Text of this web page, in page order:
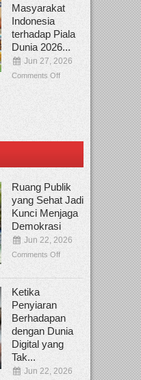
Masyarakat
Indonesia
terhadap Piala
Dunia 2026...
Jun 27, 2026
Comments Off
Ruang Publik
yang Sehat Jadi
Kunci Menjaga
Demokrasi
Jun 22, 2026
Comments Off
Ketika
Penyiaran
Berhadapan
dengan Dunia
Digital yang
Tak...
Jun 22, 2026